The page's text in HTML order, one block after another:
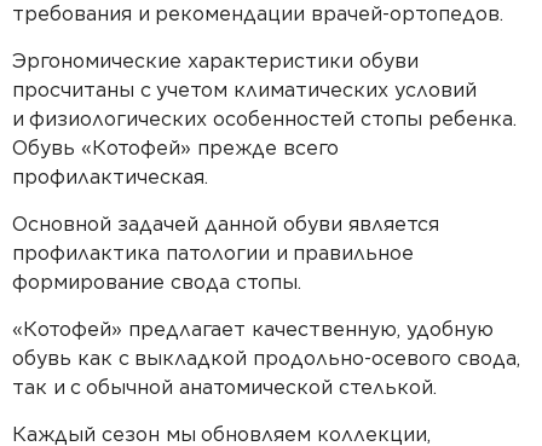
требования и рекомендации врачей-ортопедов.
Эргономические характеристики обуви
просчитаны с учетом климатических условий
и физиологических особенностей стопы ребенка.
Обувь «Котофей» прежде всего
профилактическая.
Основной задачей данной обуви является
профилактика патологии и правильное
формирование свода стопы.
«Котофей» предлагает качественную, удобную
обувь как с выкладкой продольно-осевого свода,
так и с обычной анатомической стелькой.
Каждый сезон мы обновляем коллекции,